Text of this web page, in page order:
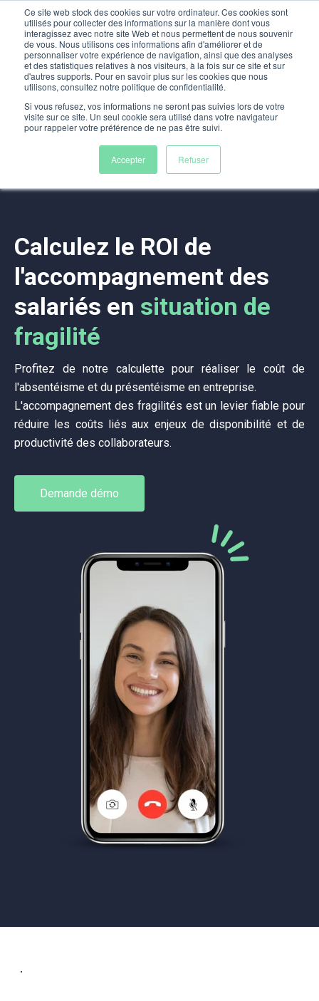
Ce site web stock des cookies sur votre ordinateur. Ces cookies sont
utilisés pour collecter des informations sur la manière dont vous
interagissez avec notre site Web et nous permettent de nous souvenir
de vous. Nous utilisons ces informations afin d'améliorer et de
personnaliser votre expérience de navigation, ainsi que des analyses
et des statistiques relatives à nos visiteurs, à la fois sur ce site et sur
d'autres supports. Pour en savoir plus sur les cookies que nous
utilisons, consultez notre politique de confidentialité.
Si vous refusez, vos informations ne seront pas suivies lors de votre
visite sur ce site. Un seul cookie sera utilisé dans votre navigateur
pour rappeler votre préférence de ne pas être suivi.
Accepter Refuser
Notre solution Cas d'usage Actualités
Le ClubRH 🇫🇷 Mon espace Nous rejoindre
Demande de Démo
Calculez le ROI de
l'accompagnement des
salariés en situation de
fragilité
Profitez de notre calculette pour réaliser le coût de
l'absentéisme et du présentéisme en entreprise.
L'accompagnement des fragilités est un levier fiable pour
réduire les coûts liés aux enjeux de disponibilité et de
productivité des collaborateurs.
Demande démo